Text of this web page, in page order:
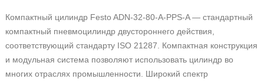
Компактный цилиндр Festo ADN-32-80-A-PPS-A — стандартный
компактный пневмоцилиндр двустороннего действия,
соответствующий стандарту ISO 21287. Компактная конструкция
и модульная система позволяют использовать цилиндр во
многих отраслях промышленности. Широкий спектр